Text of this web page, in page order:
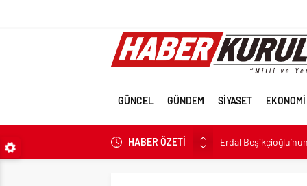
GÜNCEL GÜNDEM SİYASET EKONOMİ
HABER ÖZETİ
Erdal
İran’a güç